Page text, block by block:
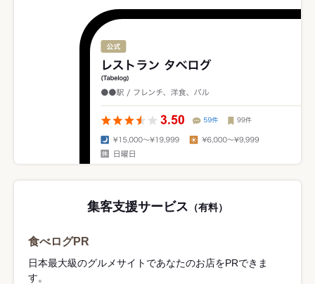
集客支援サービス （有料）
食べログPR
日本最大級のグルメサイトであなたのお店をPRできま
す。